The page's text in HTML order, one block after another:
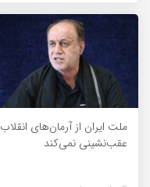
ملت ایران از آرمان‌های انقلاب
عقب‌نشینی نمی‌کند